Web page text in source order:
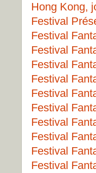
Hong Kong,
Festival
Festival
Festival
Festival
Festival
Festival
Festival
Festival
Festival
Festival
Festival